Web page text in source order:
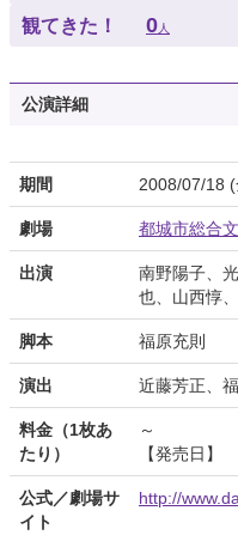
観てきた！ 0人
公演詳細
期間 2008/07/18
劇場 都城市総合
出演
南野陽子、
也、山西惇
脚本 福原充則
演出 近藤芳正、
料金（1枚あ
たり）
～
【発売日】
公式／劇場サ
イト
http://